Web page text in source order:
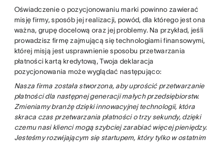
Oświadczenie o pozycjonowaniu marki powinno zawierać
misję firmy, sposób jej realizacji, powód, dla którego jest ona
ważna, grupę docelową oraz jej problemy. Na przykład, jeśli
prowadzisz firmę zajmującą się technologiami finansowymi,
której misją jest usprawnienie sposobu przetwarzania
płatności kartą kredytową, Twoja deklaracja
pozycjonowania może wyglądać następująco:
Nasza firma została stworzona, aby uprościć przetwarzanie
płatności dla następnej generacji małych przedsiębiorstw.
Zmieniamy branżę dzięki innowacyjnej technologii, która
skraca czas przetwarzania płatności o trzy sekundy, dzięki
czemu nasi klienci mogą szybciej zarabiać więcej pieniędzy.
Jesteśmy rozwijającym się startupem, który tylko w ostatnim